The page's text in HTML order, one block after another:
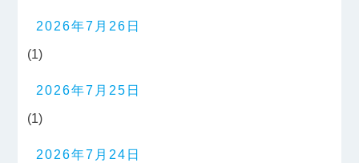
2026年7月26日
(1)
2026年7月25日
(1)
2026年7月24日